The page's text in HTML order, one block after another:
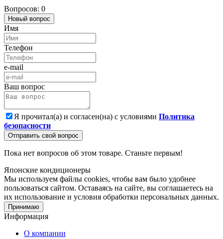
Вопросов: 0
Новый вопрос
Имя
Телефон
e-mail
Ваш вопрос
Я прочитал(а) и согласен(на) с условиями Политика
безопасности
Отправить свой вопрос
Пока нет вопросов об этом товаре. Станьте первым!
Японские кондиционеры
Мы используем файлы cookies, чтобы вам было удобнее
пользоваться сайтом. Оставаясь на сайте, вы соглашаетесь на
их использование и условия обработки персональных данных.
Принимаю
Информация
О компании